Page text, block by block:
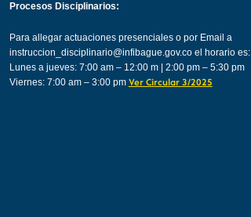
Procesos Disciplinarios:
Para allegar actuaciones presenciales o por Email a
instruccion_disciplinario@infibague.gov.co el horario es:
Lunes a jueves: 7:00 am – 12:00 m | 2:00 pm – 5:30 pm
Viernes: 7:00 am – 3:00 pm Ver Circular 3/2025